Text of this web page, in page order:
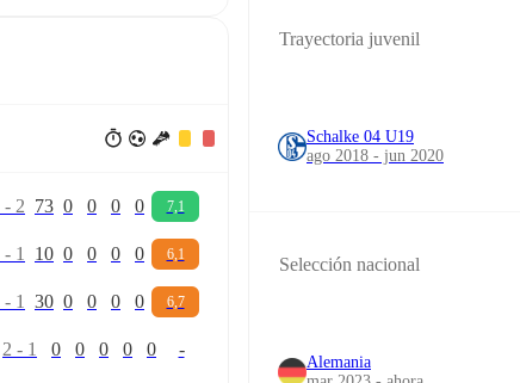
- 2 73 0 0 0 0 7,1
- 1 10 0 0 0 0 6,1
- 1 30 0 0 0 0 6,7
2 - 1 0 0 0 0 0 -
Trayectoria juvenil
Schalke 04 U19
ago 2018 - jun 2020
Selección nacional
Alemania